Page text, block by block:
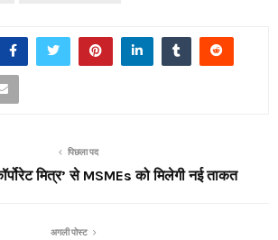
पिछला पद
मित्र’ से MSMEs को मिलेगी नई ताकत
अगली पोस्ट